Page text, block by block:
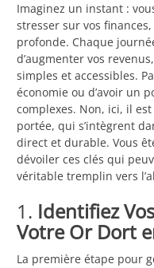
Imaginez un instant :
stresser sur vos
profonde. Chaque
d’augmenter vos
simples et accessibles.
économie ou d’avoir un
complexes. Non, ici, il
portée, qui s’intègrent
direct et durable. Vous
dévoiler ces clés qui
véritable tremplin vers
1. Identifiez
Votre Or Dort
La première étape pour